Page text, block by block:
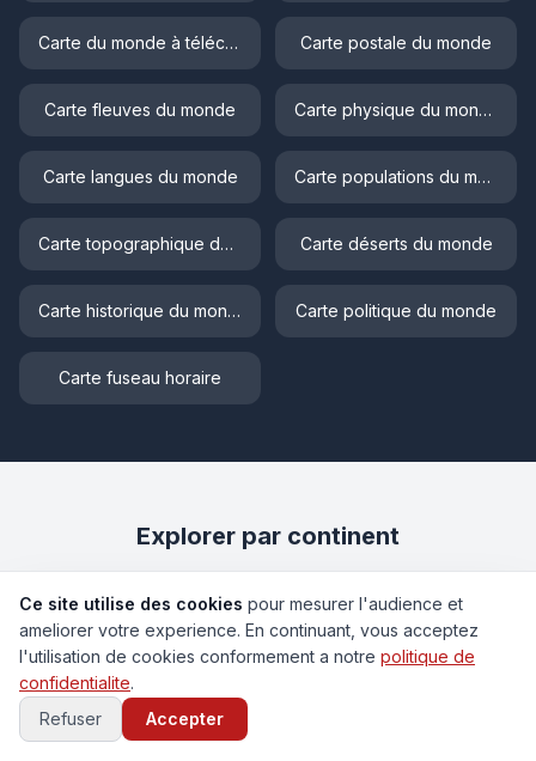
Carte du monde à télécharger Carte postale du monde
Carte fleuves du monde Carte physique du monde
Carte langues du monde Carte populations du monde
Carte topographique du monde Carte déserts du monde
Carte historique du monde Carte politique du monde
Carte fuseau horaire
Explorer par continent
🇪🇺Europe 🌏Asie 🌍Afrique
🌎Amérique 🏝️Océanie
Ce site utilise des cookies pour mesurer l'audience et
ameliorer votre experience. En continuant, vous acceptez
l'utilisation de cookies conformement a notre politique de
confidentialite.
Refuser
Accepter